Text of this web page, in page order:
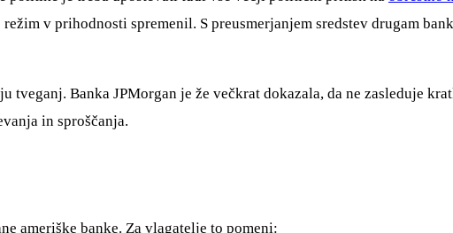
v prihodnosti spremenil. S preusmerjanjem sredstev drugam
Banka JPMorgan je že večkrat dokazala, da ne zasleduje
in sproščanja.
ameriške banke. Za vlagatelje to pomeni: